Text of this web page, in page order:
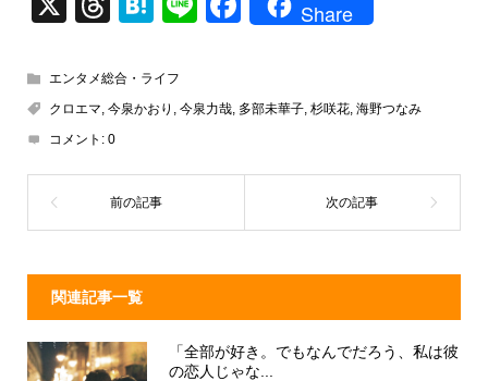
e
a
d
s
e
n
e
o
Share
エンタメ総合・ライフ
クロエマ, 今泉かおり , 今泉力哉, 多部未華子, 杉咲花, 海野つなみ
コメント: 0
関連記事一覧
「全部が好き。でもなんでだろう、私は彼
の恋人じゃな...